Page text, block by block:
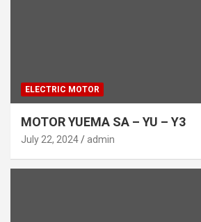
ELECTRIC MOTOR
MOTOR YUEMA SA – YU – Y3
July 22, 2024 admin